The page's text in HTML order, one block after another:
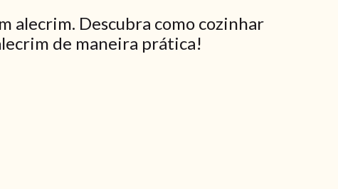
alecrim. Descubra como cozinhar
de maneira prática!